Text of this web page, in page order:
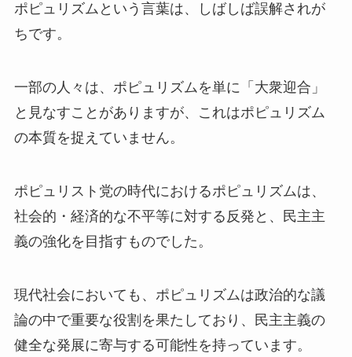
ポピュリズムという言葉は、しばしば誤解されが
ちです。
一部の人々は、ポピュリズムを単に「大衆迎合」
と見なすことがありますが、これはポピュリズム
の本質を捉えていません。
ポピュリスト党の時代におけるポピュリズムは、
社会的・経済的な不平等に対する反発と、民主主
義の強化を目指すものでした。
現代社会においても、ポピュリズムは政治的な議
論の中で重要な役割を果たしており、民主主義の
健全な発展に寄与する可能性を持っています。